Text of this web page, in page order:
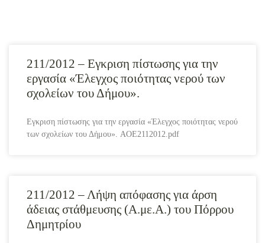
211/2012 – Εγκριση πίστωσης για την
εργασία «Έλεγχος ποιότητας νερού των
σχολείων του Δήμου».
Εγκριση πίστωσης για την εργασία «Έλεγχος ποιότητας νερού
των σχολείων του Δήμου». AOE2112012.pdf
211/2012 – Λήψη απόφασης για άρση
άδειας στάθμευσης (Α.με.Α.) του Πόρρου
Δημητρίου